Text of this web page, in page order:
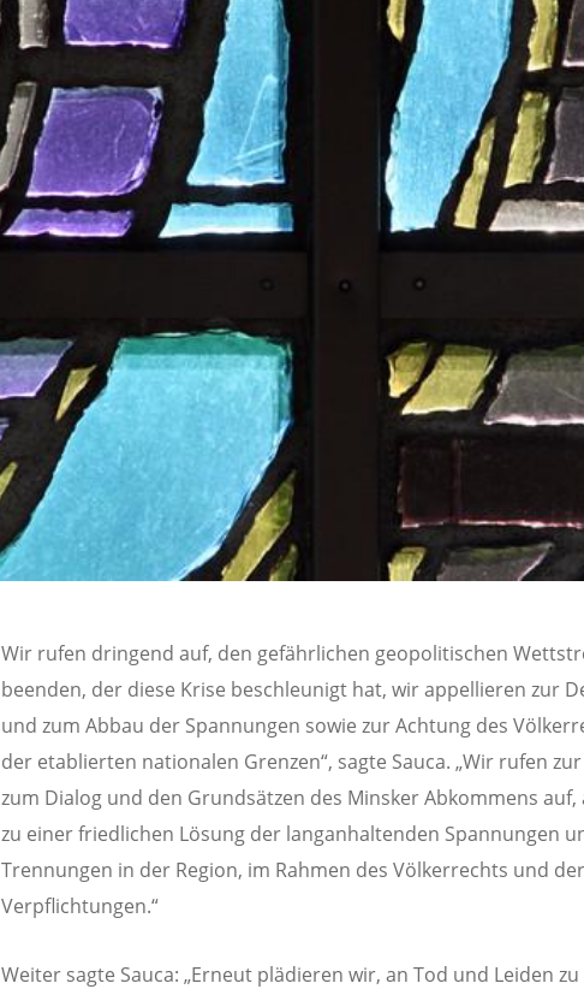
Wir rufen dringend auf, den gefährlichen geopolitischen
beenden, der diese Krise beschleunigt hat, wir appellieren zur
und zum Abbau der Spannungen sowie zur Achtung des
der etablierten nationalen Grenzen“, sagte Sauca. „Wir rufen
zum Dialog und den Grundsätzen des Minsker Abkommens auf,
zu einer friedlichen Lösung der langanhaltenden Spannungen
Trennungen in der Region, im Rahmen des Völkerrechts und der
Verpflichtungen.“
Weiter sagte Sauca: „Erneut plädieren wir, an Tod und Leiden